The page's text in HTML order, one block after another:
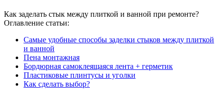
Как заделать стык между плиткой и ванной при ремонте?
Оглавление статьи:
Самые удобные способы заделки стыков между плиткой
и ванной
Пена монтажная
Бордюрная самоклеящаяся лента + герметик
Пластиковые плинтусы и уголки
Как сделать выбор?